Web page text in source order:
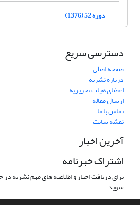
دوره 52 (1376)
دسترسی سریع
صفحه اصلی
درباره نشریه
اعضای هیات تحریریه
ارسال مقاله
تماس با ما
نقشه سایت
آخرین اخبار
اشتراک خبرنامه
برای دریافت اخبار و اطلاعیه های مهم نشریه
شوید.